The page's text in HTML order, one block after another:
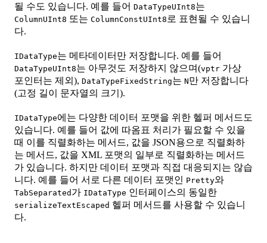
될 수도 있습니다. 예를 들어 DataTypeUInt8는
ColumnUInt8 또는 ColumnConstUInt8 로 표현될 수 있습니
다.
IDataType는 메타데이터만 저장합니다. 예를 들어
DataTypeUInt8는 아무것도 저장하지 않으며(vptr 가상
포인터는 제외), DataTypeFixedString는 N만 저장합니다
(고정 길이 문자열의 크기).
IDataType에는 다양한 데이터 포맷을 위한 헬퍼 메서드도
있습니다. 예를 들어 값에 따옴표 처리가 필요할 수 있을
때 이를 직렬화하는 메서드, 값을 JSON용으로 직렬화하
는 메서드, 값을 XML 포맷의 일부로 직렬화하는 메서드
가 있습니다. 하지만 데이터 포맷과 직접 대응되지는 않습
니다. 예를 들어 서로 다른 데이터 포맷인 Pretty와
TabSeparated 가 IDataType 인터페이스의 동일한
serializeTextEscaped 헬퍼 메서드를 사용할 수 있습니
다.